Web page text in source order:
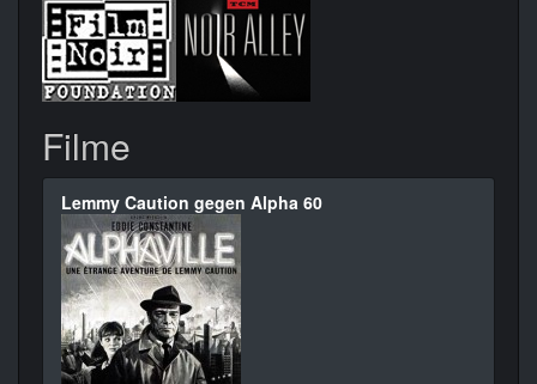
Filme
Lemmy Caution gegen Alpha 60